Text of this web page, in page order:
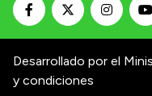
Desarrollado por el
y condiciones